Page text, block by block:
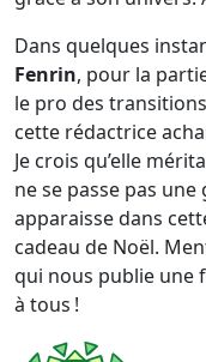
Dans quelques
Fenrin, pour la
le pro des
cette rédactrice
Je crois qu’elle
ne se passe pas
apparaisse dans
cadeau de Noël.
qui nous publie une
à tous !